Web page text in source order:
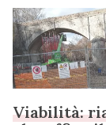
Viabilità: